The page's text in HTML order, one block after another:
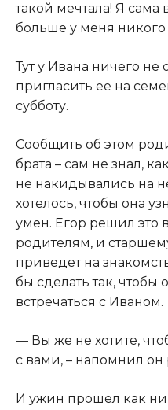
такой мечтала! Я
больше у меня никого
​Тут у Ивана ничего не
пригласить ее на
субботу.​
​Сообщить об этом
брата – сам не знал,
не накидывались на
хотелось, чтобы она
умен. Егор решил это
родителям, и
приведет на
бы сделать так, чтобы
встречаться с Иваном.​
​— Вы же не хотите,
с вами, – напомнил он
​И ужин прошел как